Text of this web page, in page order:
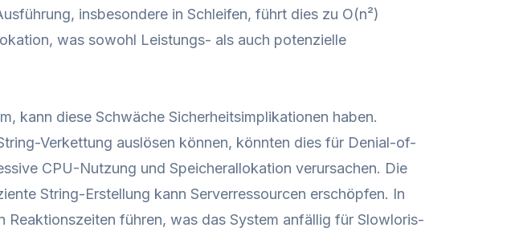
insbesondere in Schleifen, führt dies zu O(n²)
was sowohl Leistungs- als auch potenzielle
kann diese Schwäche Sicherheitsimplikationen haben.
Verkettung auslösen können, könnten dies für Denial-of-
CPU-Nutzung und Speicherallokation verursachen. Die
String-Erstellung kann Serverressourcen erschöpfen. In
Reaktionszeiten führen, was das System anfällig für Slowloris-